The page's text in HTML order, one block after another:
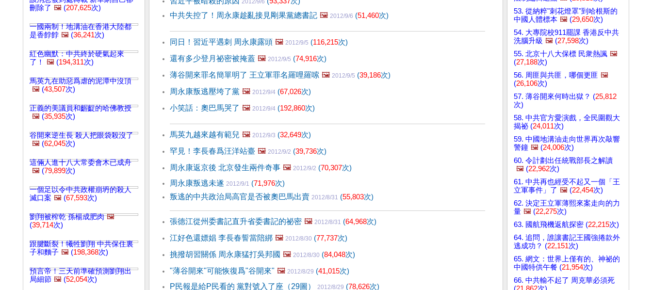
刪除了 🖼️ (207,625次)
一國兩制！地溝油在香港大陸都
是香餑餑 🖼️ (36,241次)
紅色幽默：中共終於硬氣起來
了！
🖼️ (194,311次)
馬英九在助惡爲虐的泥潭中沒頂
🖼️ (43,507次)
正義的美議員和齷齪的哈佛教授
🖼️ (35,935次)
谷開來逆生長 殺人把眼袋殺沒了
🖼️ (62,045次)
這倆人進十八大常委會木已成舟
🖼️ (79,899次)
一個足以令中共政權崩坍的殺人
滅口案 🖼️ (67,593次)
劉翔被榨乾 孫楊成肥肉 🖼️
(39,714次)
跟腱斷裂！犧牲劉翔 中共保住裏
子和麵子 🖼️ (198,368次)
預言帝！三天前準確預測劉翔出
局細節 🖼️ (52,054次)
2012/9/6
中共失控了！周永康趁亂接見剛果黨總書記 🖼️ 2012/9/6 (51,460次)
同日！習近平遇刺 周永康露頭 🖼️ 2012/9/5 (116,215次)
還有多少登月祕密被掩蓋 🖼️ 2012/9/5 (74,916次)
薄谷開來罪名簡單明了 王立軍罪名羅哩羅嗦 🖼️ 2012/9/5 (39,186次)
周永康叛逃壓垮了黨 🖼️ 2012/9/4 (67,026次)
小笑話：奧巴馬哭了 🖼️ 2012/9/4 (192,860次)
馬英九越來越有範兒 🖼️ 2012/9/3 (32,649次)
罕見！李長春爲汪洋站臺 🖼️ 2012/9/2 (39,736次)
周永康返京後 北京發生兩件奇事 🖼️ 2012/9/2 (70,307次)
周永康叛逃未遂 2012/9/1 (71,976次)
叛逃的中共政治局高官是否被奧巴馬出賣 2012/8/31 (55,803次)
張德江從州委書記直升省委書記的祕密 🖼️ 2012/8/31 (64,968次)
江好色還嫖娼 李長春誓當陪綁 🖼️ 2012/8/30 (77,737次)
挑撥胡習關係 周永康猛打吳邦國 🖼️ 2012/8/30 (84,048次)
"薄谷開來"可能恢復爲"谷開來" 🖼️ 2012/8/29 (41,015次)
P民報是給P民看的 黨對號入了座（29圖）
2012/8/29 (78,626次)
53. 從納粹"刺花燈罩"到哈根斯的
中國人體標本 🖼️ (29,650次)
54. 大專院校911罷課 香港反中共
洗腦升級 🖼️ (27,598次)
55. 北京十八大保標 民衆熱諷 🖼️
(27,188次)
56. 周匪與共匪，哪個更匪 🖼️
(26,106次)
57. 薄谷開來何時出獄？ (25,812
次)
58. 中共官方愛演戲，全民圍觀大
揭祕 (24,011次)
59. 中國地溝油走向世界再次敲響
警鐘 🖼️ (24,006次)
60. 令計劃出任統戰部長之解讀
🖼️ (22,962次)
61. 中共再也經受不起又一個「王
立軍事件」了 🖼️ (22,454次)
62. 決定王立軍薄熙來案走向的力
量 🖼️ (22,275次)
63. 國航飛機返航探密 (22,215次)
64. 追問，誰讓書記王國強捲款外
逃成功？ (22,151次)
65. 網文：世界上僅有的、神祕的
中國特供午餐 (21,954次)
66. 中共輸不起了 周克華必須死
(21,862次)